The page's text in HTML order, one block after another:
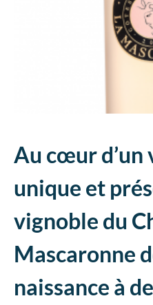
Au cœur d’un
unique et
vignoble du
Mascaronne
naissance à